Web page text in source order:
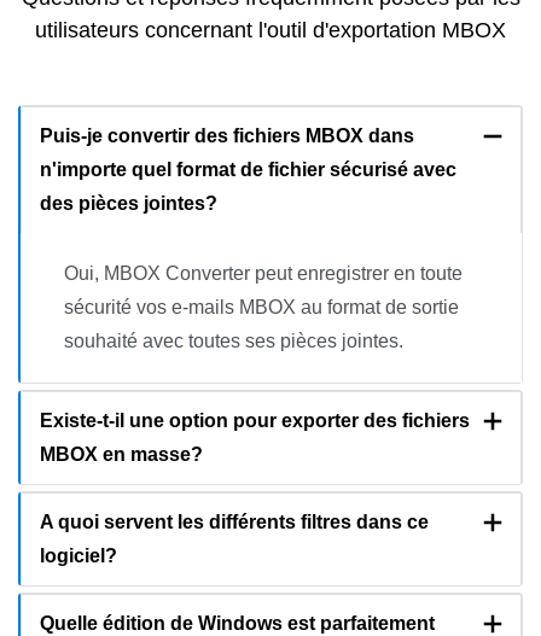
utilisateurs concernant l'outil d'exportation MBOX
Puis-je convertir des fichiers MBOX dans
n'importe quel format de fichier sécurisé avec
des pièces jointes?
Oui, MBOX Converter peut enregistrer en toute
sécurité vos e-mails MBOX au format de sortie
souhaité avec toutes ses pièces jointes.
Existe-t-il une option pour exporter des fichiers
MBOX en masse?
A quoi servent les différents filtres dans ce
logiciel?
Quelle édition de Windows est parfaitement